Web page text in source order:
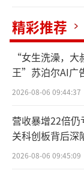
前还控制着
市的颖泰生
频繁的
同时，也带
为例，截至
行动人累计
总数的49.54%
精彩推荐
“女生洗澡，
王”苏泊尔AI广
2026-08-06 09:44:37
营收暴增22倍
关科创板背后深
困局
2026-08-06 09:45:09